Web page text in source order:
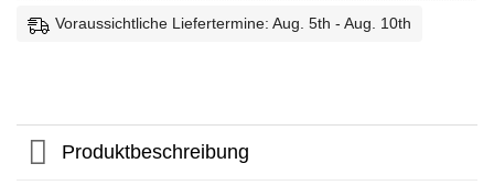
Voraussichtliche Liefertermine: Aug. 5th - Aug. 10th
Produktbeschreibung